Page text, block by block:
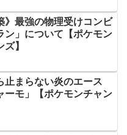
》最強の物理受けコンビ
ン」について【ポケモン
】
止まらない炎のエース
ーモ」【ポケモンチャン